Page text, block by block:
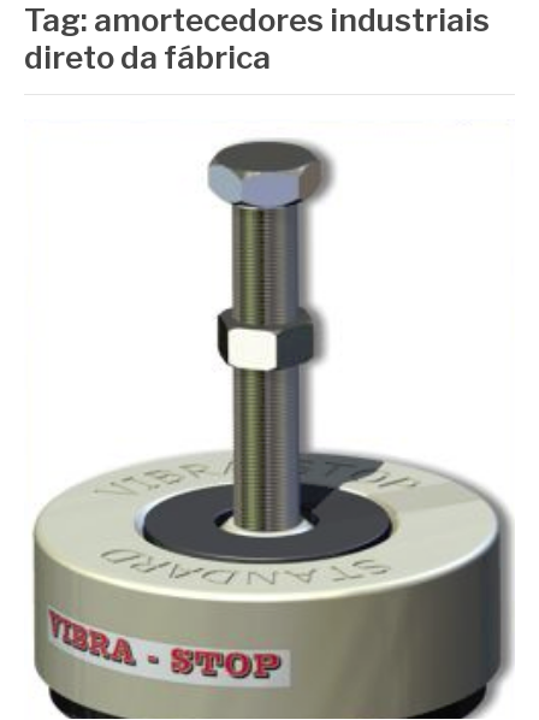
Tag: amortecedores industriais
direto da fábrica